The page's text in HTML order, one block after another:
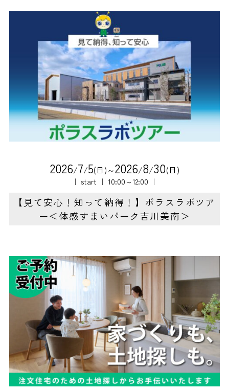
2026/7/5(日)～2026/8/30(日)
｜ start ｜ 10:00～12:00 ｜
【見て安心！知って納得！】ポラスラボツア
ー＜体感すまいパーク吉川美南＞